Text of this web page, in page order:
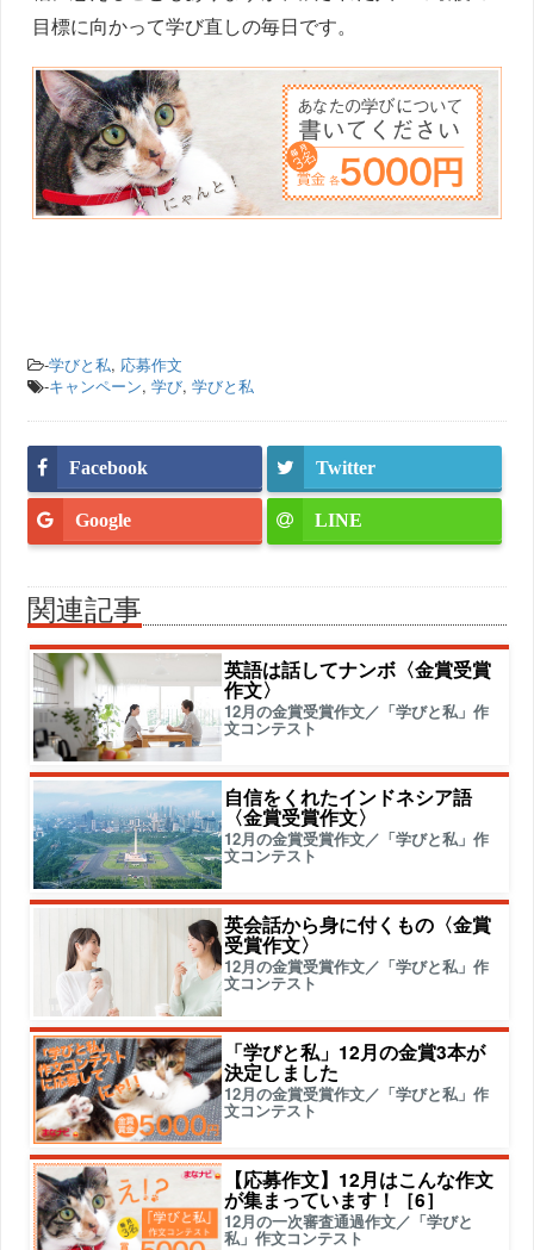
目標に向かって学び直しの毎日です。
-学びと私, 応募作文
-キャンペーン,学び,学びと私
Facebook Twitter
Google LINE
関連記事
英語は話してナンボ〈金賞受賞
作文〉
12月の金賞受賞作文／「学びと私」作
文コンテスト
自信をくれたインドネシア語
〈金賞受賞作文〉
12月の金賞受賞作文／「学びと私」作
文コンテスト
英会話から身に付くもの〈金賞
受賞作文〉
12月の金賞受賞作文／「学びと私」作
文コンテスト
「学びと私」12月の金賞3本が
決定しました
12月の金賞受賞作文／「学びと私」作
文コンテスト
【応募作文】12月はこんな作文
が集まっています！［6］
12月の一次審査通過作文／「学びと
私」作文コンテスト